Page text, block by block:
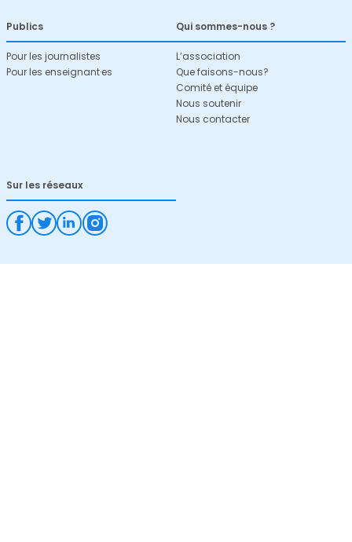
Publics
Pour les journalistes
Pour les enseignant·es
Qui sommes-nous ?
L’association
Que faisons-nous?
Comité et équipe
Nous soutenir
Nous contacter
Sur les réseaux